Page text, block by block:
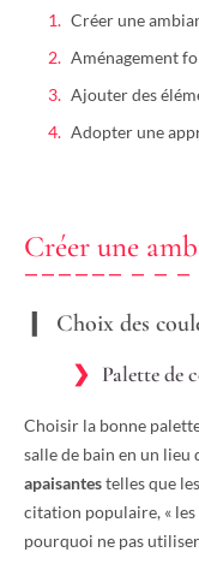
Créer une
Aménagement
Ajouter des
Adopter une
Créer une
Choix des
Palette de
Choisir la bonne
salle de bain en un lieu
apaisantestelles que
citation populaire, «
pourquoi ne pas